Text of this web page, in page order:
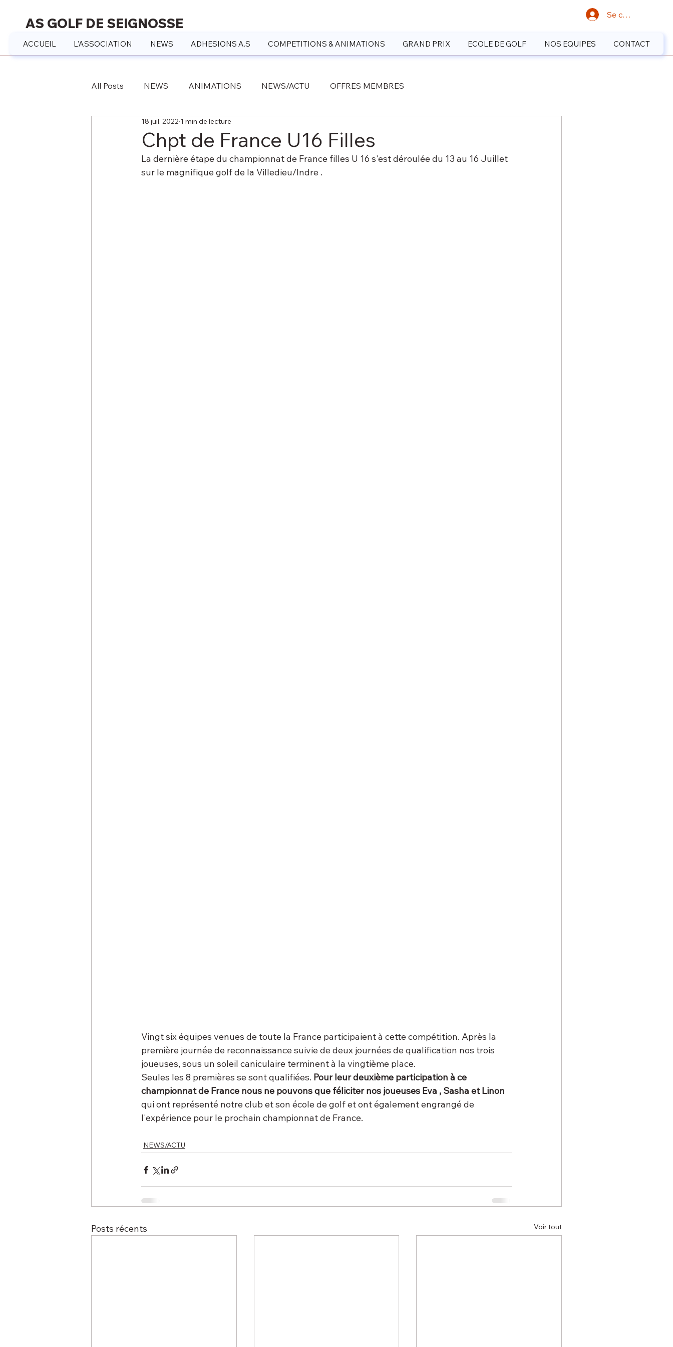
ACCUEIL L'ASSOCIATION NEWS ADHESIONS A.S COMPETITIONS & ANIMATIONS GRAND PRIX ECOLE DE GOLF NOS EQUIPES CONTACT
AS GOLF DE SEIGNOSSE
Se connecter
All Posts NEWS ANIMATIONS NEWS/ACTU OFFRES MEMBRES
Chpt de France U16 Filles
18 juil. 2022 1 min de lecture
La dernière étape du championnat de France filles U 16 s'est déroulée du 13 au 16 Juillet
sur le magnifique golf de la Villedieu/Indre .
Vingt six équipes venues de toute la France participaient à cette compétition. Après la
première journée de reconnaissance suivie de deux journées de qualification nos trois
joueuses, sous un soleil caniculaire terminent à la vingtième place.
Seules les 8 premières se sont qualifiées. Pour leur deuxième participation à ce
championnat de France nous ne pouvons que féliciter nos joueuses Eva , Sasha et Linon
qui ont représenté notre club et son école de golf et ont également engrangé de
l'expérience pour le prochain championnat de France.
NEWS/ACTU
Posts récents Voir tout